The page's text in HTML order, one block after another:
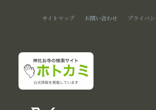
サイトマップ お問い合わせ プライバ